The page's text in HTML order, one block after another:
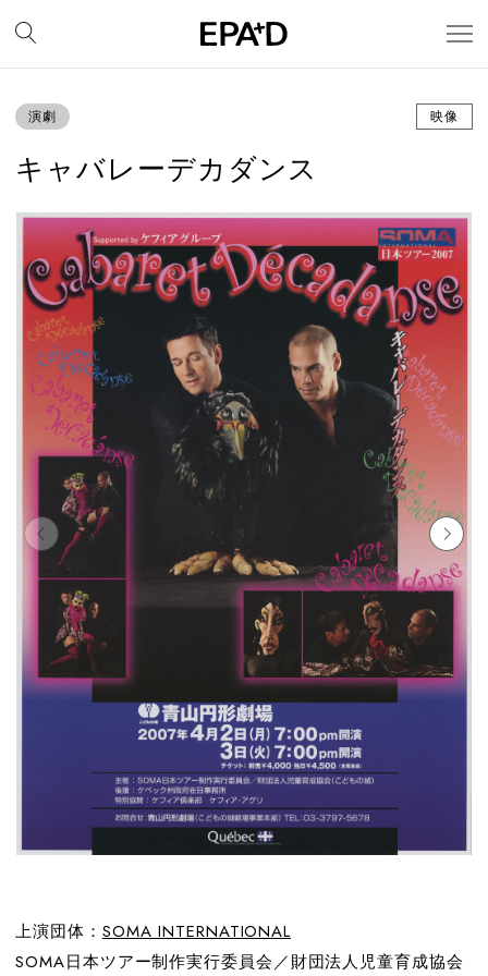
演劇 映像
キャバレーデカダンス
上演団体： SOMA INTERNATIONAL
SOMA日本ツアー制作実行委員会／財団法人児童育成協会